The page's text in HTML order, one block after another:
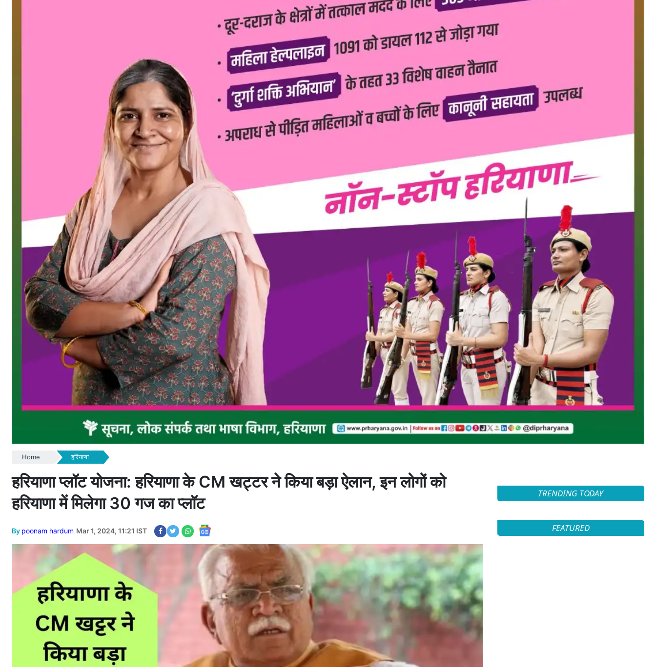
Home हरियाणा
हरियाणा प्लॉट योजना: हरियाणा के CM खट्टर ने किया बड़ा ऐलान, इन लोगों को
हरियाणा में मिलेगा 30 गज का प्लॉट
By poonam hardum Mar 1, 2024, 11:21 IST
TRENDING TODAY
FEATURED